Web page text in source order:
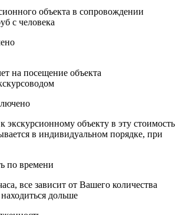
объекта в сопровождении
с человека
на посещение объекта
экскурсионному объекту в эту стоимость
в индивидуальном порядке, при
по времени
все зависит от Вашего количества
дольше